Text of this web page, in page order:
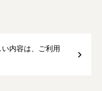
内容は、ご利用